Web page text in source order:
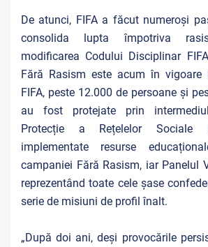
De atunci, FIFA a făcut numeroși
consolida lupta împotriva
modificarea Codului Disciplinar
Fără Rasism este acum în vigoare
FIFA, peste 12.000 de persoane și
au fost protejate prin
Protecție a Rețelelor
implementate resurse
campaniei Fără Rasism, iar Panelul
reprezentând toate cele șase
serie de misiuni de profil înalt.
„După doi ani, deși provocările